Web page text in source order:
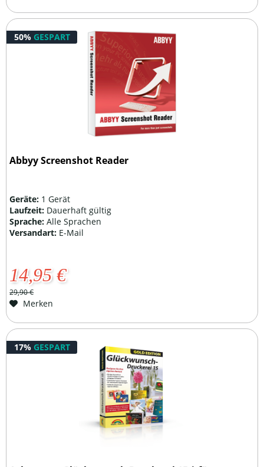
50% GESPART
Abbyy Screenshot Reader
Geräte: 1 Gerät
Laufzeit: Dauerhaft gültig
Sprache:Alle Sprachen
Versandart: E-Mail
14,95 €
29,90 €
Merken
17% GESPART